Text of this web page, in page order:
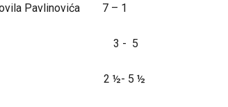
Pavlinovića 7 – 1
Ploče 3 ­- 5
Čapljina 2 ½- 5 ½